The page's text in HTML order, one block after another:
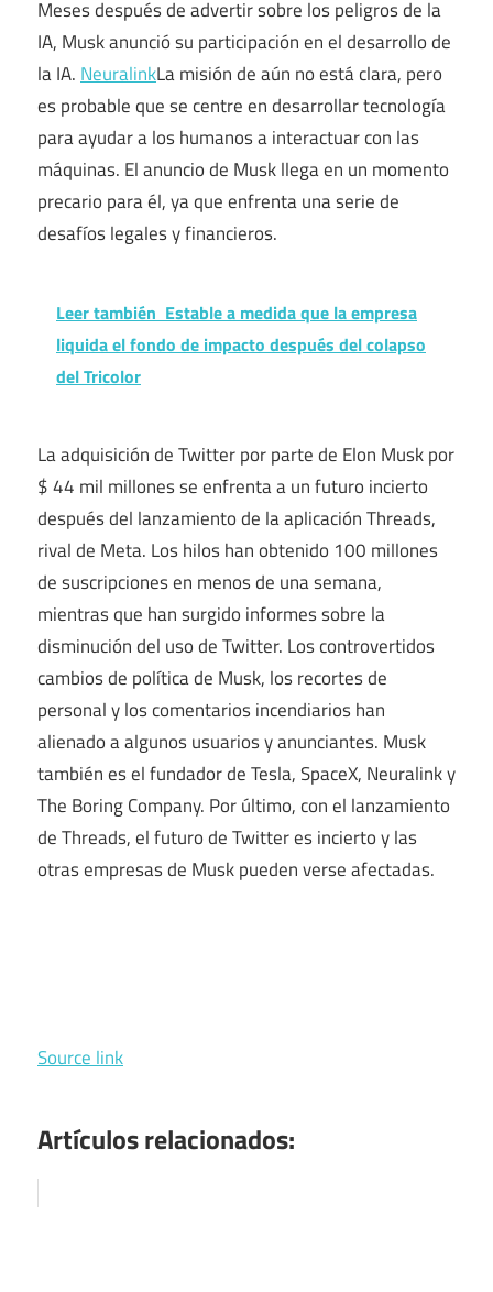
Meses después de advertir sobre los peligros de la
IA, Musk anunció su participación en el desarrollo de
la IA. NeuralinkLa misión de aún no está clara, pero
es probable que se centre en desarrollar tecnología
para ayudar a los humanos a interactuar con las
máquinas. El anuncio de Musk llega en un momento
precario para él, ya que enfrenta una serie de
desafíos legales y financieros.
Leer también Estable a medida que la empresa
liquida el fondo de impacto después del colapso
del Tricolor
La adquisición de Twitter por parte de Elon Musk por
$ 44 mil millones se enfrenta a un futuro incierto
después del lanzamiento de la aplicación Threads,
rival de Meta. Los hilos han obtenido 100 millones
de suscripciones en menos de una semana,
mientras que han surgido informes sobre la
disminución del uso de Twitter. Los controvertidos
cambios de política de Musk, los recortes de
personal y los comentarios incendiarios han
alienado a algunos usuarios y anunciantes. Musk
también es el fundador de Tesla, SpaceX, Neuralink y
The Boring Company. Por último, con el lanzamiento
de Threads, el futuro de Twitter es incierto y las
otras empresas de Musk pueden verse afectadas.
Source link
Artículos relacionados: